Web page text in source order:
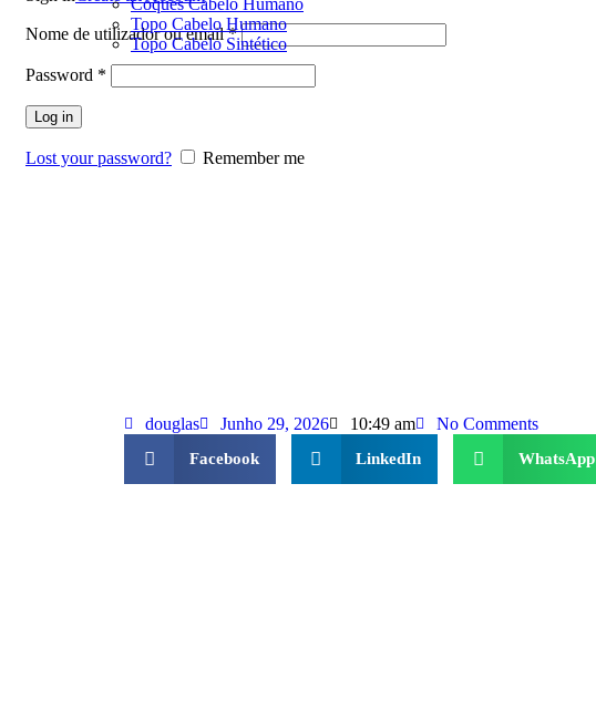
Nome de utilizador ou email*
Password *
Log in
Lost your password? Remember me
Coques Cabelo Humano
Topo Cabelo Humano
Topo Cabelo Sintético
douglas Junho 29, 2026 10:49 am No Comments
Facebook LinkedIn WhatsApp